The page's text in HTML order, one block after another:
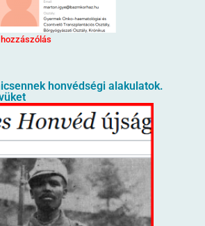
honvédségi alakulatok.